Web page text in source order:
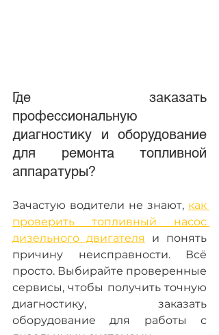
Где заказать
профессиональную
диагностику и оборудование
для ремонта топливной
аппаратуры?
Зачастую водители не знают, как
проверить топливный насос
дизельного двигателя
и понять
причину неисправности. Всё
просто. Выбирайте проверенные
сервисы, чтобы получить точную
диагностику, заказать
оборудование для работы с